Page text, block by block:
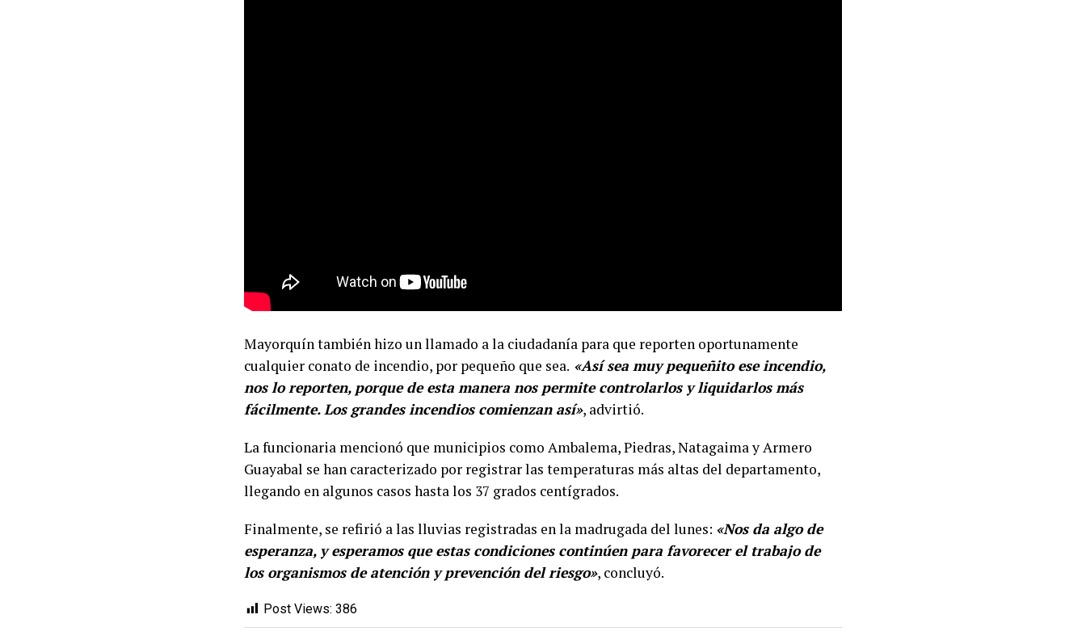
Mayorquín también hizo un llamado a la ciudadanía para que reporten oportunamente
cualquier conato de incendio, por pequeño que sea. «Así sea muy pequeñito ese incendio,
nos lo reporten, porque de esta manera nos permite controlarlos y liquidarlos más
fácilmente. Los grandes incendios comienzan así», advirtió.
La funcionaria mencionó que municipios como Ambalema, Piedras, Natagaima y Armero
Guayabal se han caracterizado por registrar las temperaturas más altas del departamento,
llegando en algunos casos hasta los 37 grados centígrados.
Finalmente, se refirió a las lluvias registradas en la madrugada del lunes: «Nos da algo de
esperanza, y esperamos que estas condiciones continúen para favorecer el trabajo de
los organismos de atención y prevención del riesgo», concluyó.
Post Views: 386